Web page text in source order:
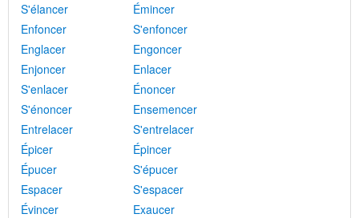
S'élancer
Émincer
Enfoncer
S'enfoncer
Englacer
Engoncer
Enjoncer
Enlacer
S'enlacer
Énoncer
S'énoncer
Ensemencer
Entrelacer
S'entrelacer
Épicer
Épincer
Épucer
S'épucer
Espacer
S'espacer
Évincer
Exaucer